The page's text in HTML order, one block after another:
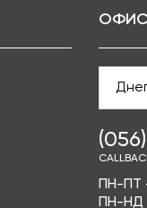
ПН-ПТ
ПН-НД